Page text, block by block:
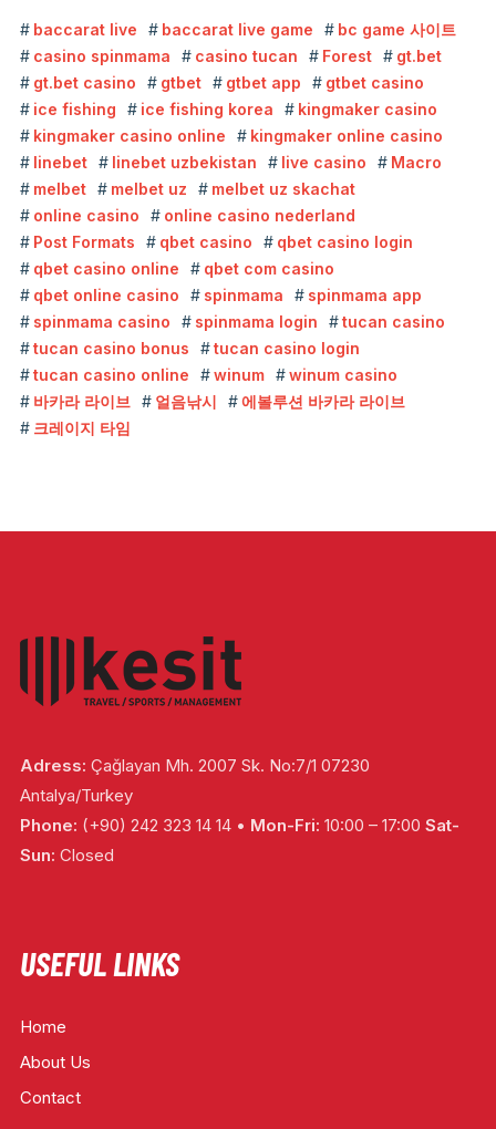
baccarat live baccarat live game
bc game 사이트
casino spinmama
casino tucan Forest
gt.bet
gt.bet casino
gtbet gtbet app
gtbet casino
ice fishing
ice fishing korea
kingmaker casino
kingmaker casino online
kingmaker online casino
linebet
linebet uzbekistan live casino
Macro
melbet
melbet uz
melbet uz skachat
online casino
online casino nederland
Post Formats
qbet casino
qbet casino login
qbet casino online
qbet com casino
qbet online casino
spinmama
spinmama app
spinmama casino
spinmama login
tucan casino
tucan casino bonus
tucan casino login
tucan casino online
winum
winum casino
바카라 라이브
얼음낚시
에볼루션 바카라 라이브
크레이지 타임
Adress: Çağlayan Mh. 2007 Sk. No:7/1 07230
Antalya/Turkey
Phone: (+90) 242 323 14 14 • Mon-Fri: 10:00 – 17:00 Sat-
Sun: Closed
USEFUL LINKS
Home
About Us
Contact